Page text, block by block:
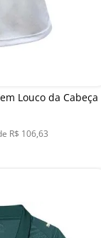
Louco da Cabeça
R$ 106,63